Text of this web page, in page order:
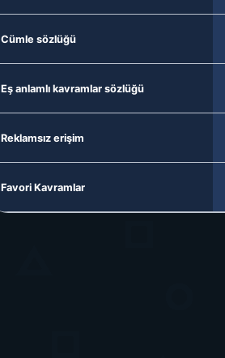
Cümle sözlüğü
Eş anlamlı kavramlar sözlüğü
Reklamsız erişim
Favori Kavramlar